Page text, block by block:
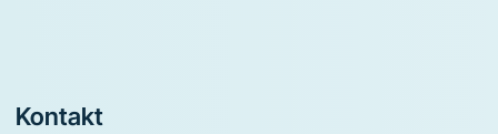
Footer
Kontakt